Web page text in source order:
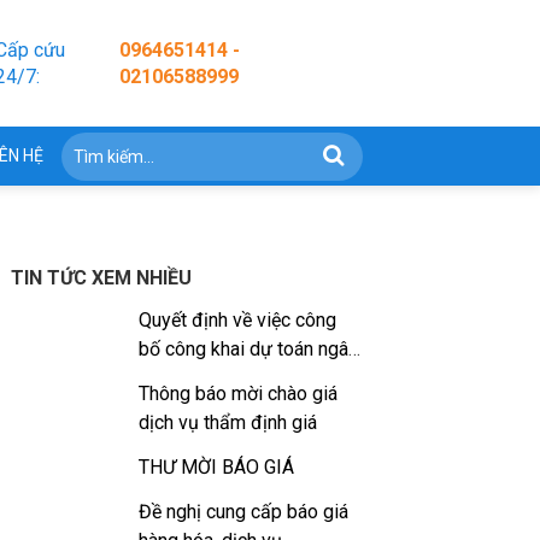
cứu
7:
0964651414 -
02106588999
HỆ
TIN TỨC XEM NHIỀU
Quyết định về việc công
bố công khai dự toán ngân
Thông báo mời chào giá
dịch vụ thẩm định giá
THƯ MỜI BÁO GIÁ
Đề nghị cung cấp báo giá